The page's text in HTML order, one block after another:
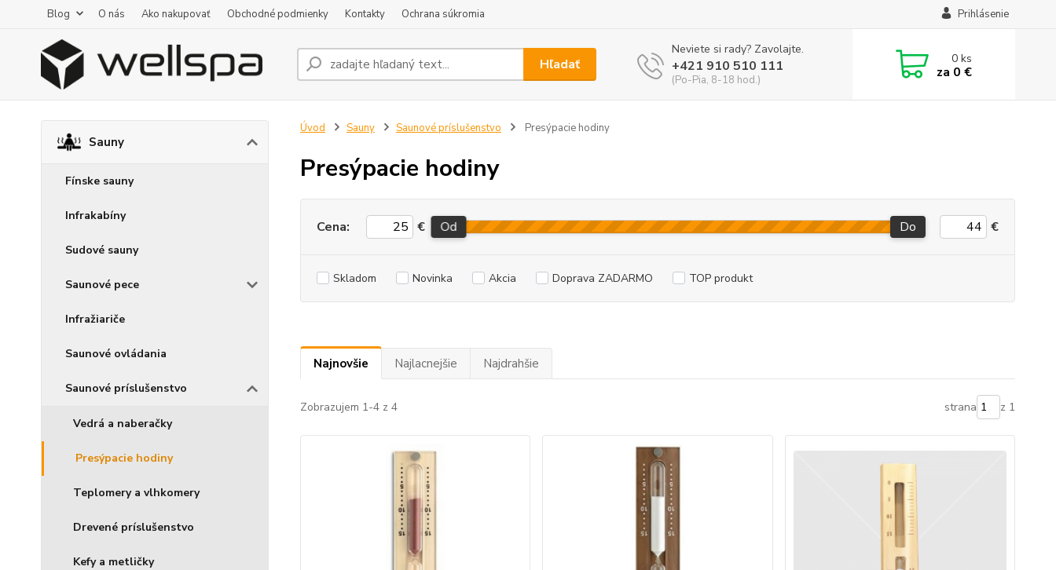
Blog O nás Ako nakupovať Obchodné podmienky Kontakty Ochrana súkromia Prihlásenie
Hľadať
Neviete si rady? Zavolajte.
+421 910 510 111
(Po-Pia, 8-18 hod.)
0ks
za 0 €
Sauny
Fínske sauny
Infrakabíny
Sudové sauny
Saunové pece
Infražiariče
Saunové ovládania
Saunové príslušenstvo
Vedrá a naberačky
Presýpacie hodiny
Teplomery a vlhkomery
Drevené príslušenstvo
Kefy a metličky
Úvod Sauny Saunové príslušenstvo Presýpacie hodiny
Presýpacie hodiny
Cena: € Od Do €
Skladom Novinka Akcia Doprava ZADARMO TOP produkt
Najnovšie Najlacnejšie Najdrahšie
Zobrazujem 1-4 z 4 strana z 1